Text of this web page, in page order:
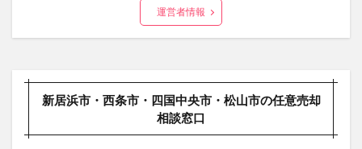
運営者情報
新居浜市・西条市・四国中央市・松山市の任意売却
相談窓口